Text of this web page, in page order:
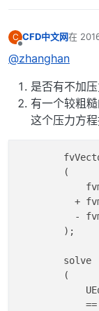
C CFD中文网在
最后由
@zhanghan
是否有不加
有一个较粗
这个压力方
        (
+
-
        );
        solve
        (
            ==